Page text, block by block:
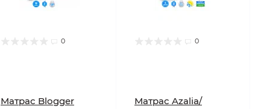
0
Матрас Blogger
0
Матрас Azalia/